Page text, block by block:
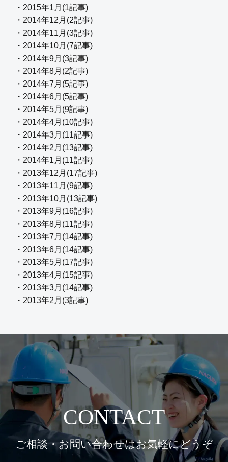
・2015年1月(1記事)
・2014年12月(2記事)
・2014年11月(3記事)
・2014年10月(7記事)
・2014年9月(3記事)
・2014年8月(2記事)
・2014年7月(5記事)
・2014年6月(5記事)
・2014年5月(9記事)
・2014年4月(10記事)
・2014年3月(11記事)
・2014年2月(13記事)
・2014年1月(11記事)
・2013年12月(17記事)
・2013年11月(9記事)
・2013年10月(13記事)
・2013年9月(16記事)
・2013年8月(11記事)
・2013年7月(14記事)
・2013年6月(14記事)
・2013年5月(17記事)
・2013年4月(15記事)
・2013年3月(14記事)
・2013年2月(3記事)
CONTACT
ご相談・お問い合わせはお気軽にどうぞ